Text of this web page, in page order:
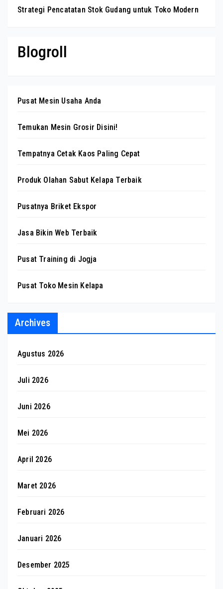
Strategi Pencatatan Stok Gudang untuk Toko Modern
Blogroll
Pusat Mesin Usaha Anda
Temukan Mesin Grosir Disini!
Tempatnya Cetak Kaos Paling Cepat
Produk Olahan Sabut Kelapa Terbaik
Pusatnya Briket Ekspor
Jasa Bikin Web Terbaik
Pusat Training di Jogja
Pusat Toko Mesin Kelapa
Archives
Agustus 2026
Juli 2026
Juni 2026
Mei 2026
April 2026
Maret 2026
Februari 2026
Januari 2026
Desember 2025